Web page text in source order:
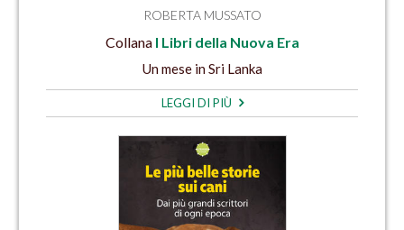
ROBERTA MUSSATO
Collana I Libri della Nuova Era
Un mese in Sri Lanka
LEGGI DI PIÙ